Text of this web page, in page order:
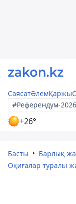
СаясатӘлемҚаржы
#Референдум-2026
+26°
Басты
Барлық
Оқиғалар туралы